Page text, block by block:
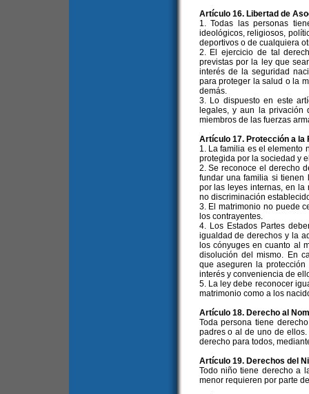
Artículo 16. Libertad de
1. Todas las personas
ideológicos, religiosos,
deportivos o de cualquiera
2. El ejercicio de tal
previstas por la ley que
interés de la seguridad
para proteger la salud o la
demás.
3. Lo dispuesto en este
legales, y aun la
miembros de las fuerzas
Artículo 17. Protección a la
1. La familia es el elemento
protegida por la sociedad y
2. Se reconoce el derecho
fundar una familia si
por las leyes internas, en
no discriminación
3. El matrimonio no puede
los contrayentes.
4. Los Estados Partes
igualdad de derechos y la
los cónyuges en cuanto al
disolución del mismo. En
que aseguren la
interés y conveniencia de
5. La ley debe reconocer
matrimonio como a los
Artículo 18. Derecho al
Toda persona tiene
padres o al de uno de
derecho para todos,
Artículo 19. Derechos del
Todo niño tiene derecho a
menor requieren por parte